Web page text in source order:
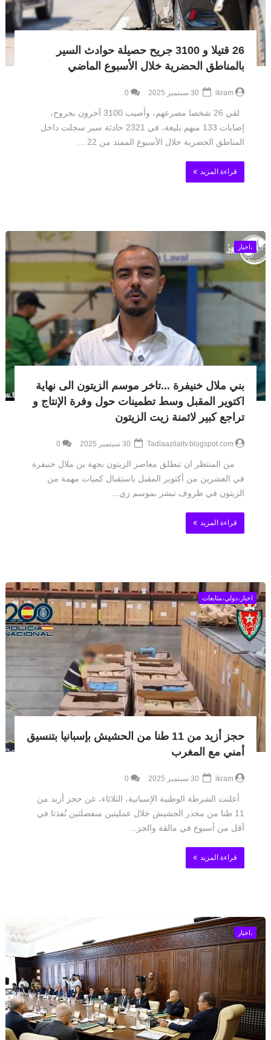
26 قتيلا و 3100 جريح حصيلة حوادث السير
بالمناطق الحضرية ‏خلال الأسبوع الماضي
ikram
0
لقي 26 شخصا مصرعهم، وأصيب 3100 آخرون بجروح،
إصابات 133 منهم بليغة، في 2321 حادثة سير سجلت داخل
المناطق ‏الحضرية خلال الأسبوع الممتد من 22 ...
قراءة المزيد
،اخبار
بني ملال خنيفرة ...تاخر موسم الزيتون الى نهاية
اكتوير المقبل وسط تطمينات حول وفرة الإنتاج و
تراجع كبير لاثمنة زيت الزيتون
Tadlaazilaltv.blogspot.com
0
من المنتظر ان تنطلق معاصر الزيتون بجهة ين ملال خنيفرة
في العشرين من أكتوبر المقبل باستقبال كميات مهمة من
الزيتون في ظروف تبشر بموسم زي...
قراءة المزيد
اخبار،دولي،متابعات
حجز أزيد من 11 طنا من الحشيش بإسبانيا بتنسيق
أمني مع المغرب
ikram
0
أعلنت الشرطة الوطنية الإسبانية، الثلاثاء، عن حجز أزيد من
11 طنا من مخدر الحشيش خلال عمليتين منفصلتين نُفذتا في
أقل من أسبوع في مالقة والجز...
قراءة المزيد
،اخبار